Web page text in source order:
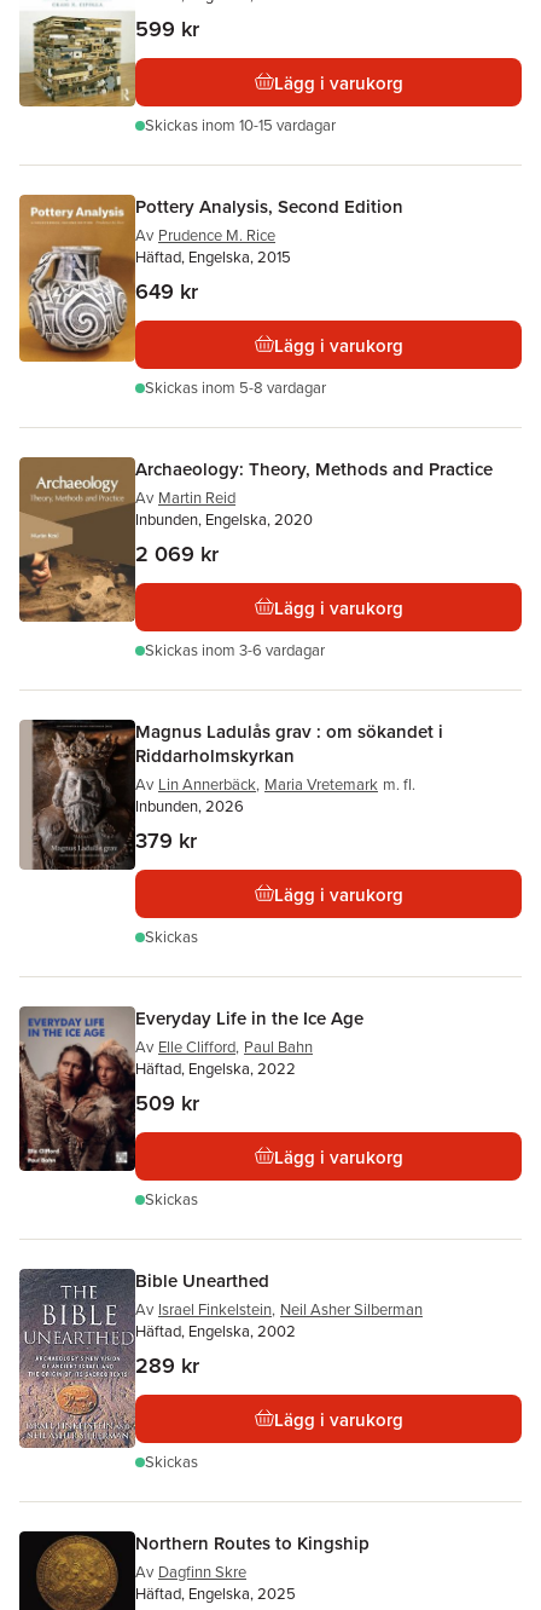
599 kr
Lägg i varukorg
Skickas inom 10-15 vardagar
Pottery Analysis, Second Edition
Av Prudence M. Rice
Häftad, Engelska, 2015
649 kr
Lägg i varukorg
Skickas inom 5-8 vardagar
Archaeology: Theory, Methods and Practice
Av Martin Reid
Inbunden, Engelska, 2020
2 069 kr
Lägg i varukorg
Skickas inom 3-6 vardagar
Magnus Ladulås grav : om sökandet i
Riddarholmskyrkan
Av Lin Annerbäck, Maria Vretemark m. fl.
Inbunden, 2026
379 kr
Lägg i varukorg
Skickas
Everyday Life in the Ice Age
Av Elle Clifford, Paul Bahn
Häftad, Engelska, 2022
509 kr
Lägg i varukorg
Skickas
Bible Unearthed
Av Israel Finkelstein, Neil Asher Silberman
Häftad, Engelska, 2002
289 kr
Lägg i varukorg
Skickas
Northern Routes to Kingship
Av Dagfinn Skre
Häftad, Engelska, 2025